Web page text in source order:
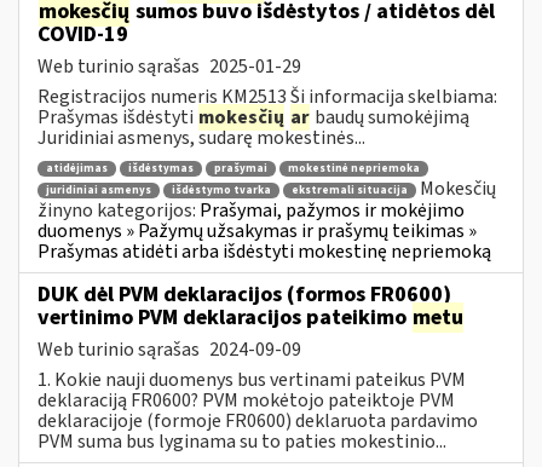
mokesčių sumos buvo išdėstytos / atidėtos dėl
COVID-19
Web turinio sąrašas 2025-01-29
Registracijos numeris KM2513 Ši informacija skelbiama:
Prašymas išdėstyti mokesčių ar baudų sumokėjimą
Juridiniai asmenys, sudarę mokestinės...
atidėjimas išdėstymas prašymai
mokestinė nepriemoka
juridiniai asmenys
išdėstymo tvarka ekstremali situacija
Mokesčių
žinyno kategorijos: Prašymai, pažymos ir mokėjimo
duomenys » Pažymų užsakymas ir prašymų teikimas »
Prašymas atidėti arba išdėstyti mokestinę nepriemoką
DUK dėl PVM deklaracijos (formos FR0600)
vertinimo PVM deklaracijos pateikimo metu
Web turinio sąrašas 2024-09-09
1. Kokie nauji duomenys bus vertinami pateikus PVM
deklaraciją FR0600? PVM mokėtojo pateiktoje PVM
deklaracijoje (formoje FR0600) deklaruota pardavimo
PVM suma bus lyginama su to paties mokestinio...